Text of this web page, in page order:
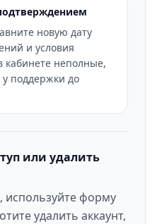
новую дату
и условия
кабинете неполные,
поддержки до
или удалить
используйте форму
удалить аккаунт,